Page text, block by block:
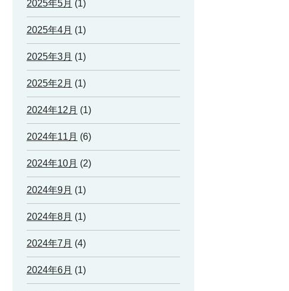
2025年5月 (1)
2025年4月 (1)
2025年3月 (1)
2025年2月 (1)
2024年12月 (1)
2024年11月 (6)
2024年10月 (2)
2024年9月 (1)
2024年8月 (1)
2024年7月 (4)
2024年6月 (1)